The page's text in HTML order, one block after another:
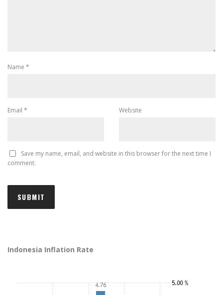
Name *
Email * Website
Save my name, email, and website in this browser for the next time I
comment.
Indonesia Inflation Rate